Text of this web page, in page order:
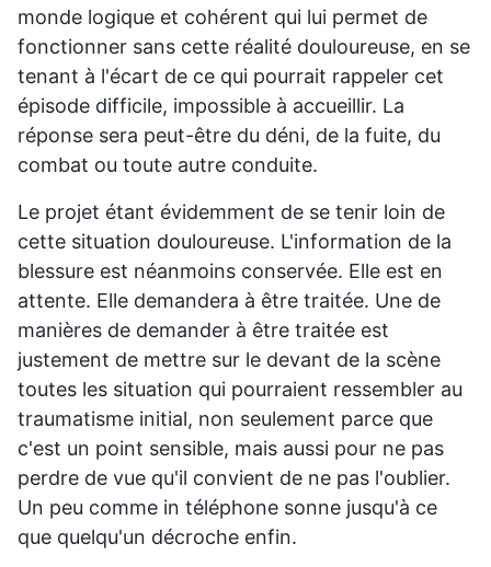
monde logique et cohérent qui lui permet de
fonctionner sans cette réalité douloureuse, en se
tenant à l'écart de ce qui pourrait rappeler cet
épisode difficile, impossible à accueillir. La
réponse sera peut-être du déni, de la fuite, du
combat ou toute autre conduite.
Le projet étant évidemment de se tenir loin de
cette situation douloureuse. L'information de la
blessure est néanmoins conservée. Elle est en
attente. Elle demandera à être traitée. Une de
manières de demander à être traitée est
justement de mettre sur le devant de la scène
toutes les situation qui pourraient ressembler au
traumatisme initial, non seulement parce que
c'est un point sensible, mais aussi pour ne pas
perdre de vue qu'il convient de ne pas l'oublier.
Un peu comme in téléphone sonne jusqu'à ce
que quelqu'un décroche enfin.